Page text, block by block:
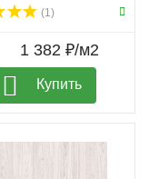
(1)
1 382 ₽/м2
Купить